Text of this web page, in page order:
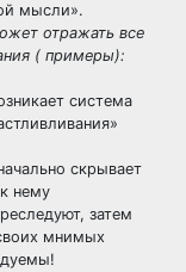
мысли».
отражать все
( примеры):
система
скрывает
нему
затем
мнимых